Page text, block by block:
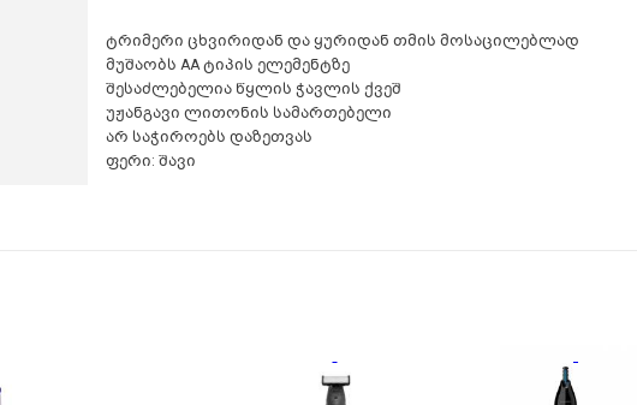
ტრიმერი ცხვირიდან და ყურიდან თმის მოსაცილებლად
მუშაობს AA ტიპის ელემენტზე
შესაძლებელია წყლის ჭავლის ქვეშ
უჟანგავი ლითონის სამართებელი
არ საჭიროებს დაზეთვას
ფერი: შავი